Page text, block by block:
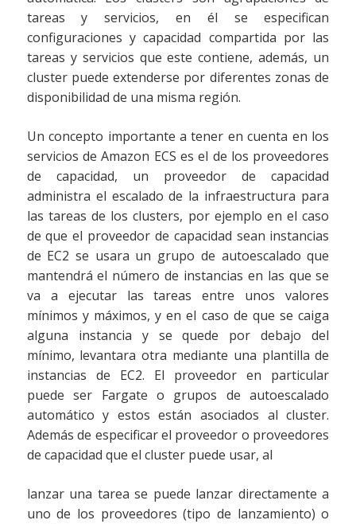
tareas y servicios, en él se especifican
configuraciones y capacidad compartida por las
tareas y servicios que este contiene, además, un
cluster puede extenderse por diferentes zonas de
disponibilidad de una misma región.
Un concepto importante a tener en cuenta en los
servicios de Amazon ECS es el de los proveedores
de capacidad, un proveedor de capacidad
administra el escalado de la infraestructura para
las tareas de los clusters, por ejemplo en el caso
de que el proveedor de capacidad sean instancias
de EC2 se usara un grupo de autoescalado que
mantendrá el número de instancias en las que se
va a ejecutar las tareas entre unos valores
mínimos y máximos, y en el caso de que se caiga
alguna instancia y se quede por debajo del
mínimo, levantara otra mediante una plantilla de
instancias de EC2. El proveedor en particular
puede ser Fargate o grupos de autoescalado
automático y estos están asociados al cluster.
Además de especificar el proveedor o proveedores
de capacidad que el cluster puede usar, al
lanzar una tarea se puede lanzar directamente a
uno de los proveedores (tipo de lanzamiento) o